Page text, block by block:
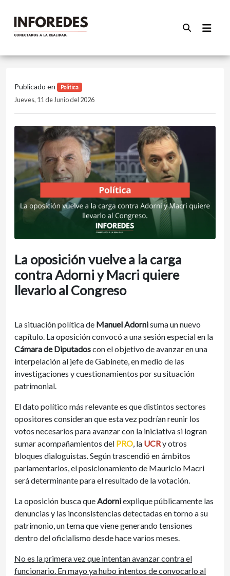
Publicado en Politica
Jueves, 11 de Junio del 2026
La oposición vuelve a la carga
contra Adorni y Macri quiere
llevarlo al Congreso
La situación política de Manuel Adornisuma un nuevo
capítulo. La oposición convocó a una sesión especial en la
Cámara de Diputadoscon el objetivo de avanzar en una
interpelación al jefe de Gabinete, en medio de las
investigaciones y cuestionamientos por su situación
patrimonial.
El dato político más relevante es que distintos sectores
opositores consideran que esta vez podrían reunir los
votos necesarios para avanzar con la iniciativa si logran
sumar acompañamientos del PRO , la UCRy otros
bloques dialoguistas. Según trascendió en ámbitos
parlamentarios, el posicionamiento de Mauricio Macri
será determinante para el resultado de la votación.
La oposición busca que Adorniexplique públicamente las
denuncias y las inconsistencias detectadas en torno a su
patrimonio, un tema que viene generando tensiones
dentro del oficialismo desde hace varios meses.
No es la primera vez que intentan avanzar contra el
funcionario. En mayo ya hubo intentos de convocarlo al